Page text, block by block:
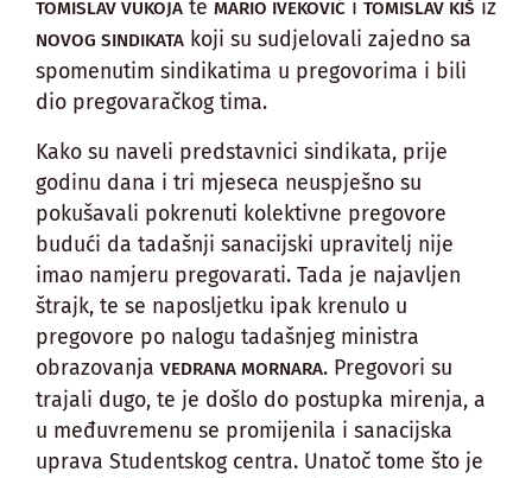
TOMISLAV VUKOJA te MARIO IVEKOVIĆ i TOMISLAV KIŠ iz
NOVOG SINDIKATA koji su sudjelovali zajedno sa
spomenutim sindikatima u pregovorima i bili
dio pregovaračkog tima.
Kako su naveli predstavnici sindikata, prije
godinu dana i tri mjeseca neuspješno su
pokušavali pokrenuti kolektivne pregovore
budući da tadašnji sanacijski upravitelj nije
imao namjeru pregovarati. Tada je najavljen
štrajk, te se naposljetku ipak krenulo u
pregovore po nalogu tadašnjeg ministra
obrazovanja VEDRANA MORNARA. Pregovori su
trajali dugo, te je došlo do postupka mirenja, a
u međuvremenu se promijenila i sanacijska
uprava Studentskog centra. Unatoč tome što je